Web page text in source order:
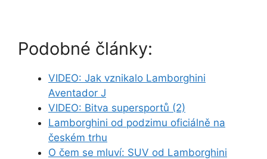
Podobné články:
VIDEO: Jak vznikalo Lamborghini
Aventador J
VIDEO: Bitva supersportů (2)
Lamborghini od podzimu oficiálně na
českém trhu
O čem se mluví: SUV od Lamborghini